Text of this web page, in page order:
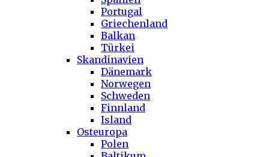
Portugal
Griechenland
Balkan
Türkei
Skandinavien
Dänemark
Norwegen
Schweden
Finnland
Island
Osteuropa
Polen